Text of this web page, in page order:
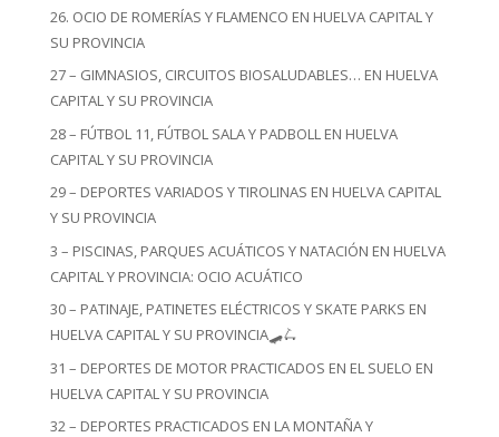
26. OCIO DE ROMERÍAS Y FLAMENCO EN HUELVA CAPITAL Y
SU PROVINCIA
27 – GIMNASIOS, CIRCUITOS BIOSALUDABLES… EN HUELVA
CAPITAL Y SU PROVINCIA
28 – FÚTBOL 11, FÚTBOL SALA Y PADBOLL EN HUELVA
CAPITAL Y SU PROVINCIA
29 – DEPORTES VARIADOS Y TIROLINAS EN HUELVA CAPITAL
Y SU PROVINCIA
3 – PISCINAS, PARQUES ACUÁTICOS Y NATACIÓN EN HUELVA
CAPITAL Y PROVINCIA: OCIO ACUÁTICO
30 – PATINAJE, PATINETES ELÉCTRICOS Y SKATE PARKS EN
HUELVA CAPITAL Y SU PROVINCIA🛹🛴
31 – DEPORTES DE MOTOR PRACTICADOS EN EL SUELO EN
HUELVA CAPITAL Y SU PROVINCIA
32 – DEPORTES PRACTICADOS EN LA MONTAÑA Y